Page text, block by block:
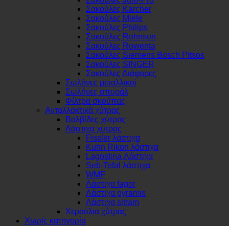
Σακούλες Karcher
Σακούλες Miele
Σακούλες Philips
Σακούλες Rohnson
Σακούλες Rowenta
Σακούλες Siemens Bosch Pitsos
Σακούλες SINGER
Σακούλες Διάφορες
Σωλήνες μεταλλικοί
Σωλήνες σπυράλ
Φίλτρα σκούπας
Ανταλλακτικά χύτρας
Βαλβίδες χύτρας
Λάστιχα χύτρας
Fissler λάστιχα
Kuhn Rikon λάστιχα
Lagostina Λάστιχα
Seb-Tefal λάστιχα
WMF
Λάστιχα fagor
Λάστιχα pyramis
Λάστιχα sitram
Χερούλια χύτρας
Χωρίς κατηγορία